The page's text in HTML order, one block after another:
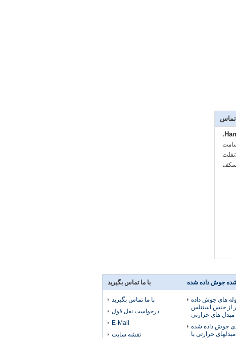
تماس
تلفن:
جوش داده شده
های جوش داده
از جنس استنلس
مبدل های حرارتی
جوش داده شده
حرارتی با
با ما تماس بگیرید
با ما تماس بگیرید
درخواست نقل قول
E-Mail
نقشه سایت